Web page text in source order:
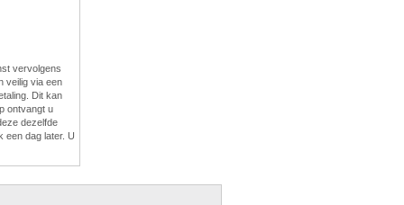
vervolgens
veilig via een
Dit kan
ontvangt u
dezelfde
een dag later. U